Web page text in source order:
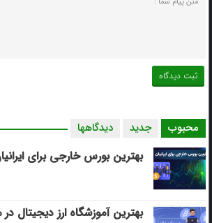
محبوب جدید دیدگاهها
بهترین بورس خارجی برای
بهترین آموزشگاه ارز دیجیتال